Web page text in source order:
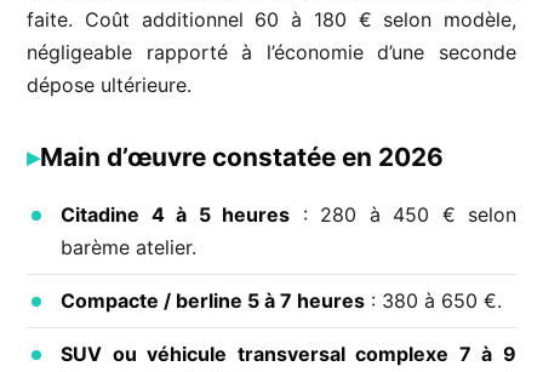
faite. Coût additionnel 60 à 180 € selon modèle,
négligeable rapporté à l’économie d’une seconde
dépose ultérieure.
Main d’œuvre constatée en 2026
Citadine 4 à 5 heures : 280 à 450 € selon
barème atelier.
Compacte / berline 5 à 7 heures : 380 à 650 €.
SUV ou véhicule transversal complexe 7 à 9